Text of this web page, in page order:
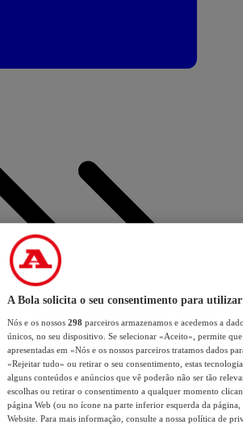
A Bola solicita o seu consentimento para utilizar
Nós e os nossos 298 parceiros armazenamos e acedemos a
únicos, no seu dispositivo. Se selecionar «Aceito», permite
apresentadas em «Nós e os nossos parceiros tratamos dados
«Rejeitar tudo» ou retirar o seu consentimento, estas
alguns conteúdos e anúncios que vê poderão não ser tão
escolhas ou retirar o consentimento a qualquer momento
página Web (ou no ícone na parte inferior esquerda da página,
Website. Para mais informação, consulte a nossa política de